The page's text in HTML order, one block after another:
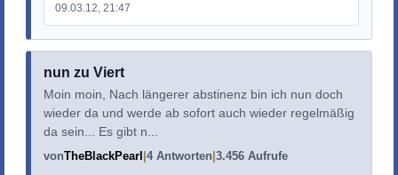
09.03.12, 21:47
nun zu Viert
Moin moin, Nach längerer abstinenz bin ich nun doch
wieder da und werde ab sofort auch wieder regelmäßig
da sein... Es gibt n...
vonTheBlackPearl 4 Antworten 3.456 Aufrufe